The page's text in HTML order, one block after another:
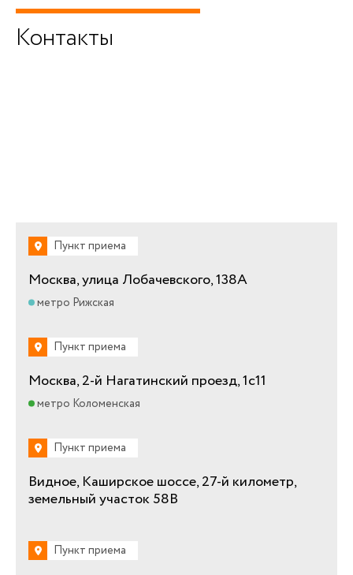
Контакты
Пункт приема
Москва, улица Лобачевского, 138А
метро Рижская
Пункт приема
Москва, 2-й Нагатинский проезд, 1с11
метро Коломенская
Пункт приема
Видное, Каширское шоссе, 27-й километр,
земельный участок 58В
Пункт приема